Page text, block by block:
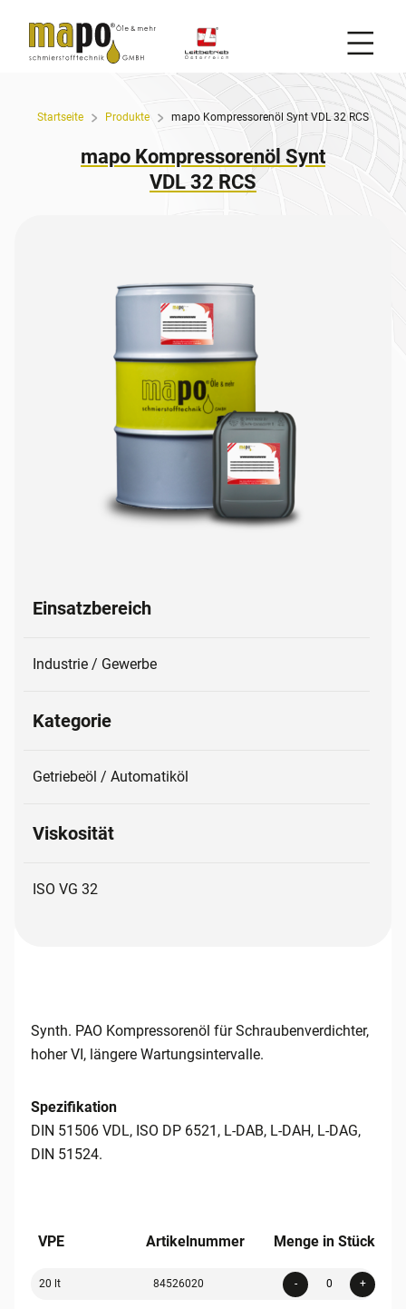
Startseite Produkte mapo Kompressorenöl Synt VDL 32 RCS
mapo Kompressorenöl Synt
VDL 32 RCS
Einsatzbereich
Industrie / Gewerbe
Kategorie
Getriebeöl / Automatiköl
Viskosität
ISO VG 32
Synth. PAO Kompressorenöl für Schraubenverdichter,
hoher VI, längere Wartungsintervalle.
Spezifikation
DIN 51506 VDL, ISO DP 6521, L-DAB, L-DAH, L-DAG,
DIN 51524.
VPE Artikelnummer Menge in Stück
20 lt 84526020 - +